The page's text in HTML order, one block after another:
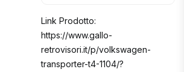
Link Prodotto:
https://www.gallo-
retrovisori.it/p/volkswagen-
transporter-t4-1104/?